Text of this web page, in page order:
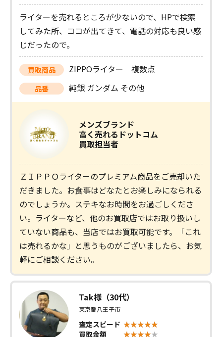
ライターを売れるところが少ないので、HPで検索
してみた所、ココが出てきて、電話の対応も良い感
じだったので。
買取商品 ZIPPOライター 複数点
品番 純銀 ガンダム その他
メンズブランド
高く売れるドットコム
買取担当者
ＺＩＰＰＯライターのプレミアム商品をご売却いた
だきました。お食事はどなたとお楽しみになられる
のでしょうか。ステキなお時間をお過ごしくださ
い。ライターなど、他のお買取店ではお取り扱いし
ていない商品も、当店ではお買取可能です。「これ
は売れるかな」と思うものがございましたら、お気
軽にご相談ください。
Tak様（30代）
東京都八王子市
査定スピード
買取金額